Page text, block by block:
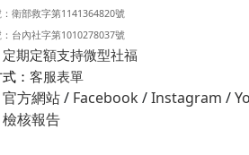
衛部救字第1141364820號
台內社字第1010278037號
定期定額支持微型社福
： 客服表單
官方網站/ Facebook/Instagram /
檢核報告